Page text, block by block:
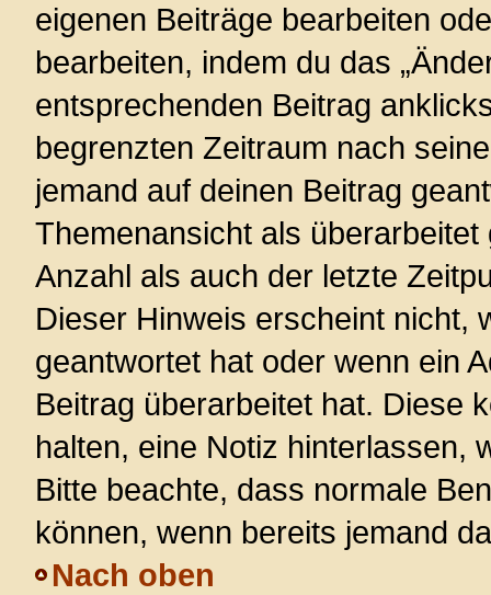
eigenen Beiträge bearbeiten
bearbeiten, indem du das
entsprechenden Beitrag
begrenzten Zeitraum nach
jemand auf deinen Beitrag
Themenansicht als
Anzahl als auch der letzte
Dieser Hinweis erscheint nicht,
geantwortet hat oder wenn ein
Beitrag überarbeitet hat. Diese
halten, eine Notiz hinterlassen,
Bitte beachte, dass normale
können, wenn bereits jemand
Nach oben